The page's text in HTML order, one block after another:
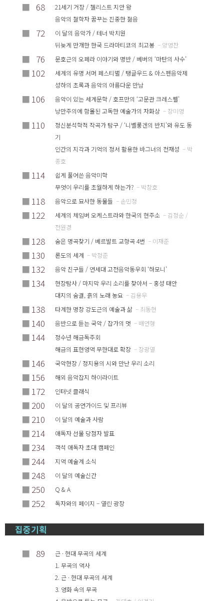
■ 68
21세기 거장 / 첼리스트 지안 왕
음악의 철학자 꿈꾸는 진중한 젊음
■ 72
이 달의 음악가 / 테너 박치원
뒤늦게 만개한 한국 드라마티코의 최고봉 – 양영찬
■ 76 문호근의 오페라 이야기와 명반 / 베버의 ‘마탄의 사수’
■ 102
세계의 유명 서머 페스티벌 / 탱글우드 & 아스펜음악제
성하의 초록과 음악의 아름다운 만남
■ 106
음악이 있는 세계문학 / 호프만의 ‘고문관 크레스펠’
낭만주의에 함몰된 고독한 예술가의 자화상 – 장미영
■ 110
정신분석학적 작곡가 탐구 / ‘니벨룽겐의 반지’와 유도 동
기
인간의 지각과 기억의 정서 활용한 바그너의 천재성 – 박
종호
■ 114
쉽게 풀어쓴 음악미학
무엇이 우리를 초월하게 하는가? – 박창호
■ 118 음악으로 묘사한 동물들 – 손민정
■ 122 세계의 체임버 오케스트라와 한국의 현주소 – 김정순 /
전원경
■ 128 숨은 명곡찾기 / 베르발트 교향곡 4번 – 이재준
■ 130 론도의 세계 – 박정준
■ 132 음악 친구들 / 연세대 고전음악동우회 ‘하모니’
■ 134
현장탐사 / 마지막 우리 소리를 찾아서 – 홍성 태안
대지의 숨결, 흙의 노래 농요 – 김용우
■ 138 타계한 명창 강도근의 예술과 삶 – 최동현
■ 140 음반으로 듣는 국악 / 잡가의 멋 – 배연형
■ 144
정수년 해금독주회
해금의 표현영역 무한대로 확장 – 장광열
■ 146 국악현장 / 정지용의 시와 만난 우리 소리
■ 156 해외 음악잡지 하이라이트
■ 172 인터넷 클래식
■ 200 이 달의 공연가이드 및 프리뷰
■ 210 이 달의 예술과 사람
■ 214 애독자 선물 당첨자 발표
■ 234 객석 애독자 초대 캠페인
■ 244 지역 예술계 소식
■ 248 이 달의 예술신간
■ 250 Q & A
■ 252 독자와의 페이지 – 열린 광장
집중기획
■ 89
근 · 현대 무곡의 세계
1. 무곡의 역사
2. 근 · 현대 무곡의 세계
3. 영화 속의 무곡